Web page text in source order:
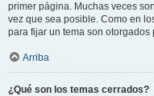
primer página. Muchas veces
vez que sea posible. Como en
para fijar un tema son otorgados
Arriba
¿Qué son los temas cerrados?